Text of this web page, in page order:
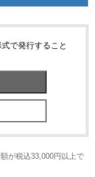
で発行すること
が税込33,000円以上で